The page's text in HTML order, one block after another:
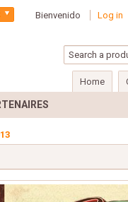
Bienvenido Log in
Home